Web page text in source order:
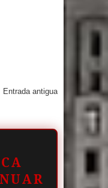
Entrada antigua